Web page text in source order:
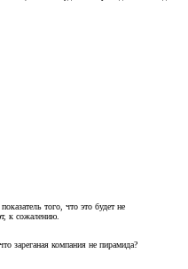
того, что это будет не
к сожалению.
зареганая компания не пирамида?